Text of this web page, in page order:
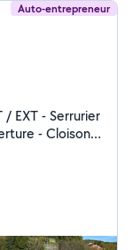
Auto-entrepreneur